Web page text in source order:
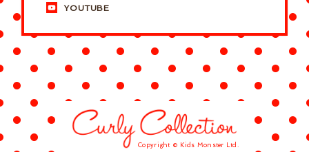
YOUTUBE
Copyright © Kids Monster Ltd.